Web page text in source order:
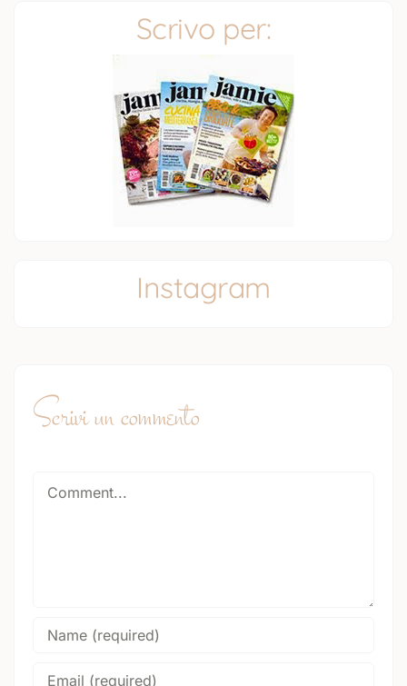
Scrivo per:
Instagram
Scrivi un commento
Comment